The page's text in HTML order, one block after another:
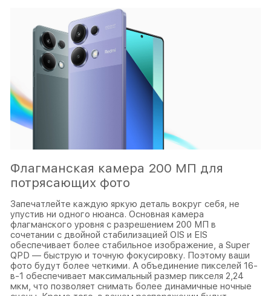
Флагманская камера 200 МП для
потрясающих фото
Запечатлейте каждую яркую деталь вокруг себя, не
упустив ни одного нюанса. Основная камера
флагманского уровня с разрешением 200 МП в
сочетании с двойной стабилизацией OIS и EIS
обеспечивает более стабильное изображение, а Super
QPD — быструю и точную фокусировку. Поэтому ваши
фото будут более четкими. А объединение пикселей 16-
в-1 обеспечивает максимальный размер пикселя 2,24
мкм, что позволяет снимать более динамичные ночные